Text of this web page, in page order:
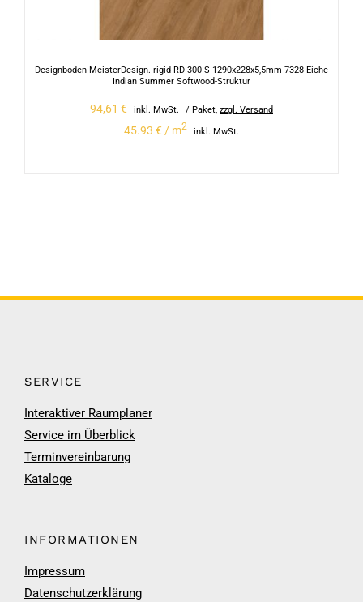
Designboden MeisterDesign. rigid RD 300 S 1290x228x5,5mm 7328 Eiche
Indian Summer Softwood-Struktur
94,61 € inkl. MwSt. / Paket zzgl. Versand
45.93 € / m2 inkl. MwSt.
SERVICE
Interaktiver Raumplaner
Service im Überblick
Terminvereinbarung
Kataloge
INFORMATIONEN
Impressum
Datenschutzerklärung